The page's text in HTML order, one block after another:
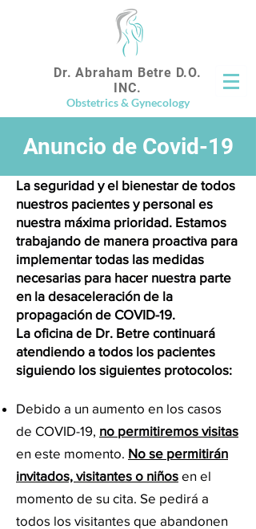
Dr. Abraham Betre D.O.
INC.
Obstetrics & Gynecology
Anuncio de Covid-19
La seguridad y el bienestar de todos
nuestros pacientes y personal es
nuestra máxima prioridad. Estamos
trabajando de manera proactiva para
implementar todas las medidas
necesarias para hacer nuestra parte
en la desaceleración de la
propagación de COVID-19.
La oficina de Dr. Betre continuará
atendiendo a todos los pacientes
siguiendo los siguientes protocolos:
Debido a un aumento en los casos
de COVID-19, no permitiremos visitas
en este momento. No se permitirán
invitados, visitantes o niños en el
momento de su cita. Se pedirá a
todos los visitantes que abandonen